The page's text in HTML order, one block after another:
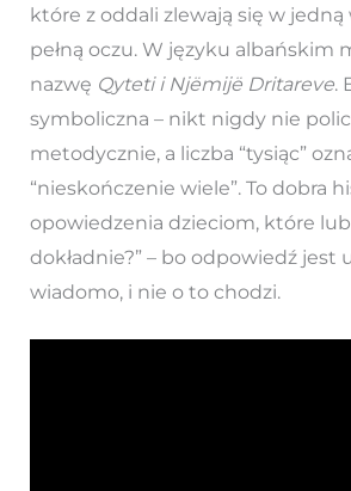
które z oddali zlewają się w jedną
pełną oczu. W języku albańskim
nazwę Qyteti i Njëmijë Dritareve.
symboliczna – nikt nigdy nie
metodycznie, a liczba “tysiąc”
“nieskończenie wiele”. To dobra
opowiedzenia dzieciom, które
dokładnie?” – bo odpowiedź jest
wiadomo, i nie o to chodzi.